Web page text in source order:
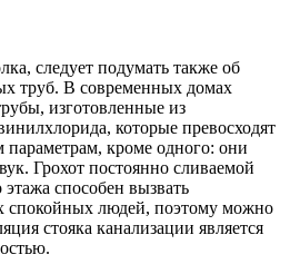
следует подумать также об
труб. В современных домах
изготовленные из
которые превосходят
параметрам, кроме одного: они
Грохот постоянно сливаемой
способен вызвать
спокойных людей, поэтому можно
стояка канализации является